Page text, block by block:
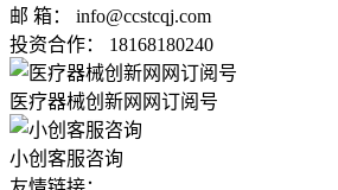
邮 箱：
info@ccstcqj.com
投资合作：
18168180240
医疗器械创新网网订阅号
小创客服咨询